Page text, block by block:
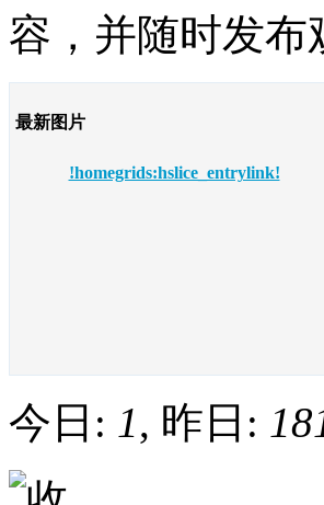
容，并随时发布
最新图片
!homegrids:hslice_entrylink!
今日: 1, 昨日: